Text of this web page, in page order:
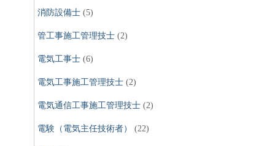
消防設備士 (5)
管工事施工管理技士 (2)
電気工事士 (6)
電気工事施工管理技士 (2)
電気通信工事施工管理技士 (2)
電験（電気主任技術者） (22)